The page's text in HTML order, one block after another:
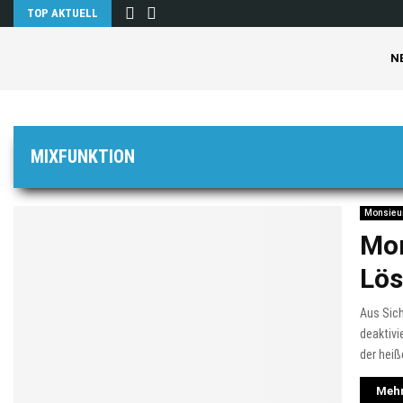
TOP AKTUELL
MIXFUNKTION
Aus
der